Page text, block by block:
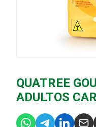
QUATREE
ADULTOS